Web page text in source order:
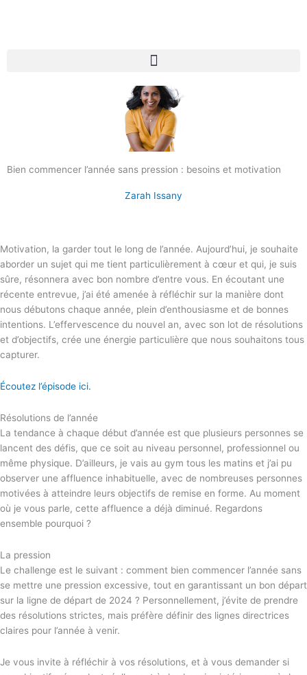
Bien commencer l’année sans pression : besoins et motivation
Zarah Issany
Motivation, la garder tout le long de l’année. Aujourd’hui, je souhaite
aborder un sujet qui me tient particulièrement à cœur et qui, je suis
sûre, résonnera avec bon nombre d’entre vous. En écoutant une
récente entrevue, j’ai été amenée à réfléchir sur la manière dont
nous débutons chaque année, plein d’enthousiasme et de bonnes
intentions. L’effervescence du nouvel an, avec son lot de résolutions
et d’objectifs, crée une énergie particulière que nous souhaitons tous
capturer.
Écoutez l’épisode ici.
Résolutions de l’année
La tendance à chaque début d’année est que plusieurs personnes se
lancent des défis, que ce soit au niveau personnel, professionnel ou
même physique. D’ailleurs, je vais au gym tous les matins et j’ai pu
observer une affluence inhabituelle, avec de nombreuses personnes
motivées à atteindre leurs objectifs de remise en forme. Au moment
où je vous parle, cette affluence a déjà diminué. Regardons
ensemble pourquoi ?
La pression
Le challenge est le suivant : comment bien commencer l’année sans
se mettre une pression excessive, tout en garantissant un bon départ
sur la ligne de départ de 2024 ? Personnellement, j’évite de prendre
des résolutions strictes, mais préfère définir des lignes directrices
claires pour l’année à venir.
Je vous invite à réfléchir à vos résolutions, et à vous demander si